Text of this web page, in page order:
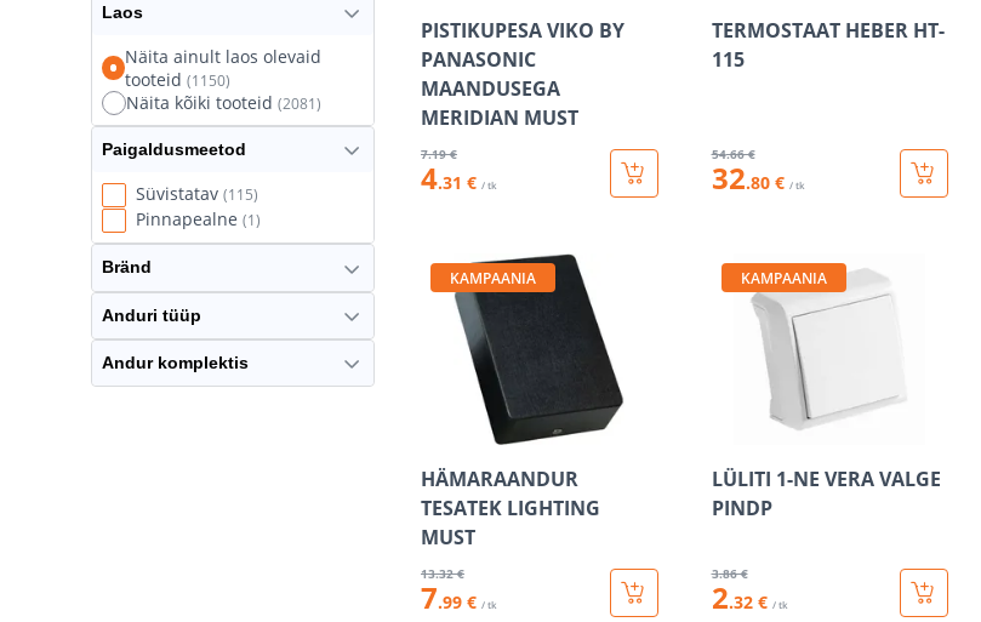
PISTIKUPESA VIKO BY
PANASONIC
MAANDUSEGA
MERIDIAN MUST
7.19 €
4.31 € / tk
TERMOSTAAT HEBER HT-
115
54.66 €
32.80 € / tk
KAMPAANIA
HÄMARAANDUR
TESATEK LIGHTING
MUST
13.32 €
7.99 € / tk
KAMPAANIA
LÜLITI 1-NE VERA VALGE
PINDP
3.86 €
2.32 € / tk
Süvistatavad pistikupesad
Termostaatlülitid
Laos
Näita ainult laos olevaid
tooteid (1150)
Näita kõiki tooteid (2081)
Paigaldusmeetod
Süvistatav (115)
Pinnapealne (1)
Bränd
Anduri tüüp
Andur komplektis